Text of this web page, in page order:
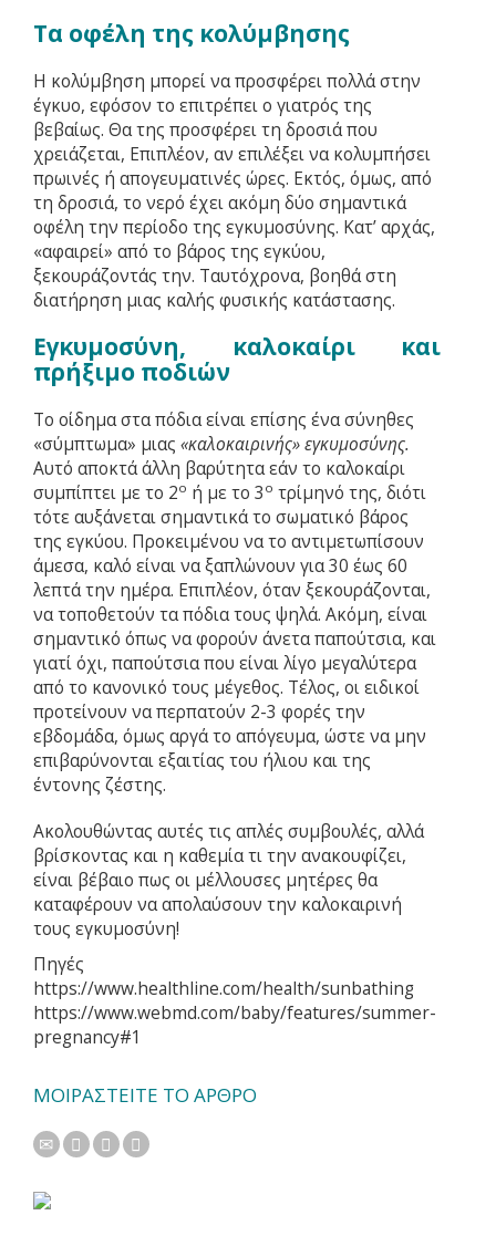
Τα οφέλη της κολύμβησης
Η κολύμβηση μπορεί να προσφέρει πολλά στην
έγκυο, εφόσον το επιτρέπει ο γιατρός της
βεβαίως. Θα της προσφέρει τη δροσιά που
χρειάζεται, Επιπλέον, αν επιλέξει να κολυμπήσει
πρωινές ή απογευματινές ώρες. Εκτός, όμως, από
τη δροσιά, το νερό έχει ακόμη δύο σημαντικά
οφέλη την περίοδο της εγκυμοσύνης. Κατ’ αρχάς,
«αφαιρεί» από το βάρος της εγκύου,
ξεκουράζοντάς την. Ταυτόχρονα, βοηθά στη
διατήρηση μιας καλής φυσικής κατάστασης.
Εγκυμοσύνη, καλοκαίρι και
πρήξιμο ποδιών
Το οίδημα στα πόδια είναι επίσης ένα σύνηθες
«σύμπτωμα» μιας «καλοκαιρινής» εγκυμοσύνης.
Αυτό αποκτά άλλη βαρύτητα εάν το καλοκαίρι
συμπίπτει με το 2ο ή με το 3 ο τρίμηνό της, διότι
τότε αυξάνεται σημαντικά το σωματικό βάρος
της εγκύου. Προκειμένου να το αντιμετωπίσουν
άμεσα, καλό είναι να ξαπλώνουν για 30 έως 60
λεπτά την ημέρα. Επιπλέον, όταν ξεκουράζονται,
να τοποθετούν τα πόδια τους ψηλά. Ακόμη, είναι
σημαντικό όπως να φορούν άνετα παπούτσια, και
γιατί όχι, παπούτσια που είναι λίγο μεγαλύτερα
από το κανονικό τους μέγεθος. Τέλος, οι ειδικοί
προτείνουν να περπατούν 2-3 φορές την
εβδομάδα, όμως αργά το απόγευμα, ώστε να μην
επιβαρύνονται εξαιτίας του ήλιου και της
έντονης ζέστης.
Ακολουθώντας αυτές τις απλές συμβουλές, αλλά
βρίσκοντας και η καθεμία τι την ανακουφίζει,
είναι βέβαιο πως οι μέλλουσες μητέρες θα
καταφέρουν να απολαύσουν την καλοκαιρινή
τους εγκυμοσύνη!
Πηγές
https://www.healthline.com/health/sunbathing
https://www.webmd.com/baby/features/summer-
pregnancy#1
ΜΟΙΡΑΣΤΕΙΤΕ ΤΟ ΑΡΘΡΟ